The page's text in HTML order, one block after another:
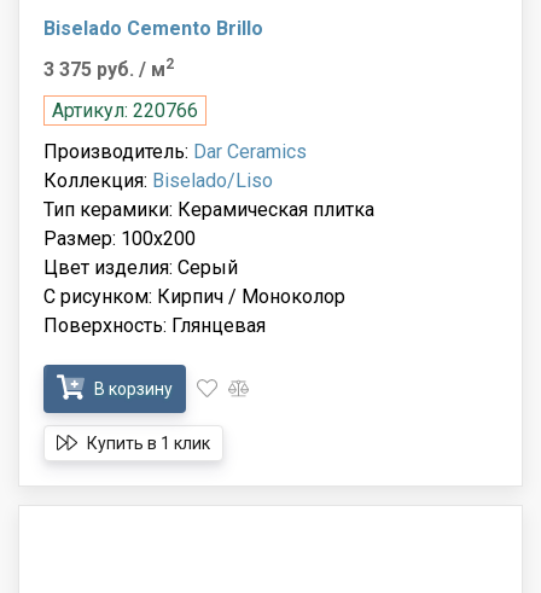
Biselado Cemento Brillo
3 375 руб. / м2
Артикул: 220766
Производитель: Dar Ceramics
Коллекция: Biselado/Liso
Тип керамики: Керамическая плитка
Размер: 100x200
Цвет изделия: Серый
С рисунком: Кирпич / Моноколор
Поверхность: Глянцевая
В корзину
Купить в 1 клик